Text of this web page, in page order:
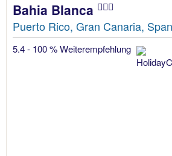
Bahia Blanca
Puerto Rico, Gran Canaria,
5.4 - 100 % Weiterempfehlung